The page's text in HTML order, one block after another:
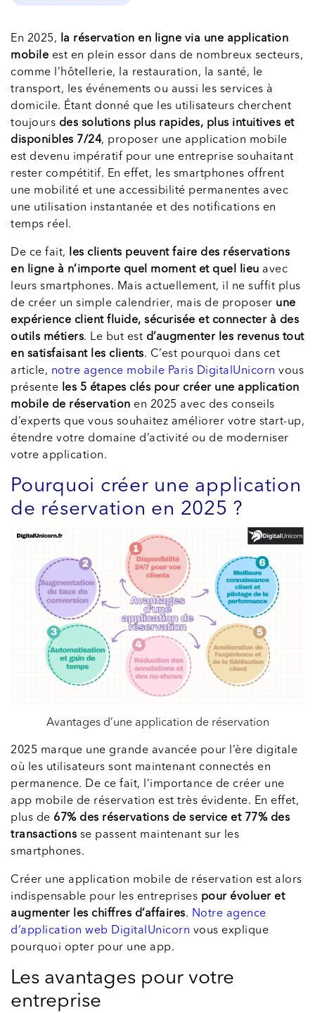
En 2025,
la réservation en ligne via une application
mobile est en plein essor dans de nombreux secteurs,
comme l’hôtellerie, la restauration, la santé, le
transport, les événements ou aussi les services à
domicile. Étant donné que les utilisateurs cherchent
toujours des solutions plus rapides, plus intuitives et
disponibles 7/24, proposer une application mobile
est devenu impératif pour une entreprise souhaitant
rester compétitif. En effet, les smartphones offrent
une mobilité et une accessibilité permanentes avec
une utilisation instantanée et des notifications en
temps réel.
De ce fait,
les clients peuvent faire des réservations
en ligne à n’importe quel moment et quel lieu avec
leurs smartphones. Mais actuellement, il ne suffit plus
de créer un simple calendrier, mais de proposer une
expérience client fluide, sécurisée et connecter à des
outils métiers. Le but est d’augmenter les revenus tout
en satisfaisant les clients. C’est pourquoi dans cet
article, notre agence mobile Paris DigitalUnicorn vous
présente
les 5 étapes clés pour créer une application
mobile de réservation en 2025 avec des conseils
d’experts que vous souhaitez améliorer votre start-up,
étendre votre domaine d’activité ou de moderniser
votre application.
Pourquoi créer une application
de réservation en 2025 ?
Avantages d’une application de réservation
2025 marque une grande avancée pour l’ère digitale
où les utilisateurs sont maintenant connectés en
permanence. De ce fait, l’importance de créer une
app mobile de réservation est très évidente. En effet,
plus de 67% des réservations de service et 77% des
transactions se passent maintenant sur les
smartphones.
Créer une application mobile de réservation est alors
indispensable pour les entreprises pour évoluer et
augmenter les chiffres d’affaires. Notre agence
d’application web DigitalUnicorn vous explique
pourquoi opter pour une app.
Les avantages pour votre
entreprise